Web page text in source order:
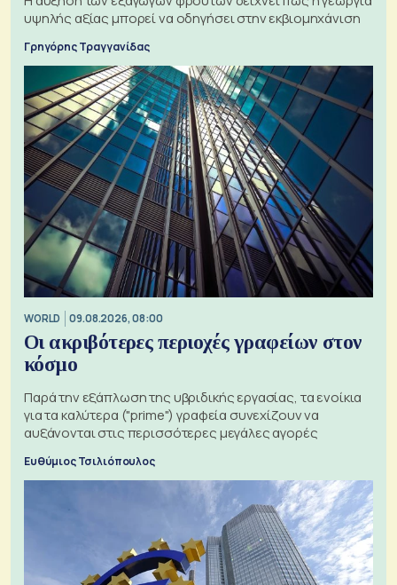
υψηλής αξίας μπορεί να οδηγήσει στην εκβιομηχάνιση
Γρηγόρης Τραγγανίδας
WORLD 09.08.2026, 08:00
Οι ακριβότερες περιοχές γραφείων στον
κόσμο
Παρά την εξάπλωση της υβριδικής εργασίας, τα ενοίκια
για τα καλύτερα ("prime") γραφεία συνεχίζουν να
αυξάνονται στις περισσότερες μεγάλες αγορές
Ευθύμιος Τσιλιόπουλος